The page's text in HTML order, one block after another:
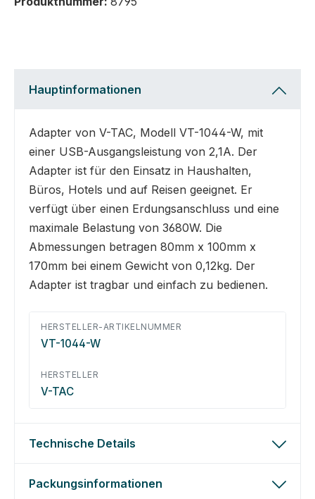
Hauptinformationen
Adapter von V-TAC, Modell VT-1044-W, mit
einer USB-Ausgangsleistung von 2,1A. Der
Adapter ist für den Einsatz in Haushalten,
Büros, Hotels und auf Reisen geeignet. Er
verfügt über einen Erdungsanschluss und eine
maximale Belastung von 3680W. Die
Abmessungen betragen 80mm x 100mm x
170mm bei einem Gewicht von 0,12kg. Der
Adapter ist tragbar und einfach zu bedienen.
HERSTELLER-ARTIKELNUMMER
VT-1044-W
HERSTELLER
V-TAC
Technische Details
Packungsinformationen